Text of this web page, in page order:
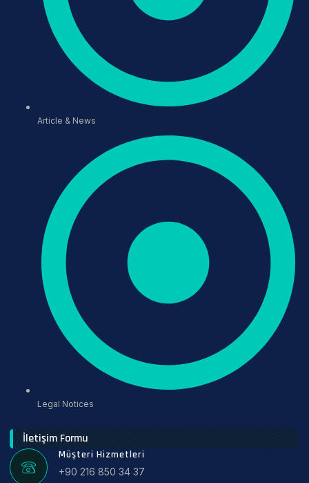
Article & News
Legal Notices
İletişim Formu
Müşteri Hizmetleri
+90 216 850 34 37